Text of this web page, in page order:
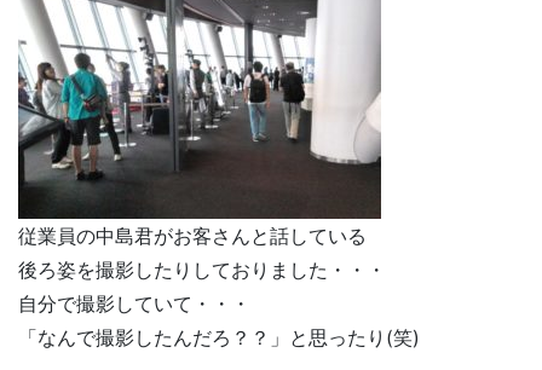
従業員の中島君がお客さんと話している
後ろ姿を撮影したりしておりました・・・
自分で撮影していて・・・
「なんで撮影したんだろ？？」と思ったり(笑)